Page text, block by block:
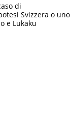
di
Svizzera o uno
e Lukaku